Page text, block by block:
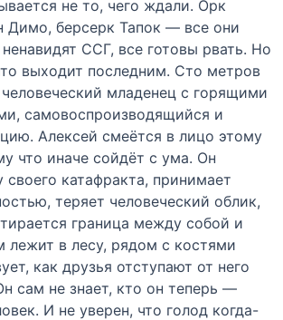
не то, чего ждали. Орк
Димо, берсерк Тапок — все они
ССГ, все готовы рвать. Но
выходит последним. Сто метров
младенец с горящими
самовоспроизводящийся и
Алексей смеётся в лицо этому
что иначе сойдёт с ума. Он
своего катафракта, принимает
теряет человеческий облик,
граница между собой и
лежит в лесу, рядом с костями
как друзья отступают от него
сам не знает, кто он теперь —
И не уверен, что голод когда-